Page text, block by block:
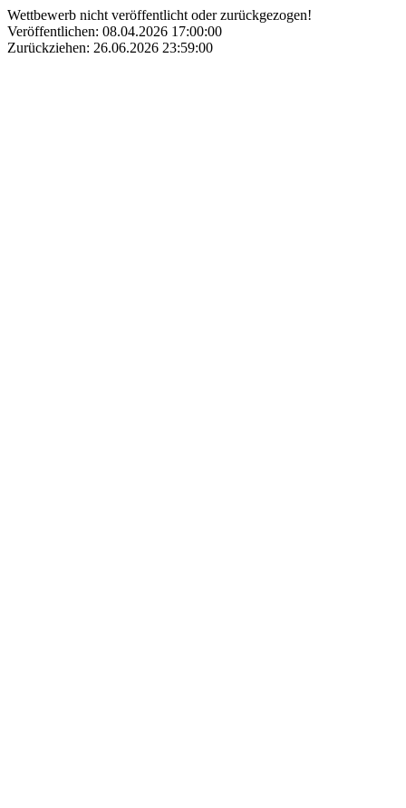
Wettbewerb nicht veröffentlicht oder zurückgezogen!
Veröffentlichen: 08.04.2026 17:00:00
Zurückziehen: 26.06.2026 23:59:00